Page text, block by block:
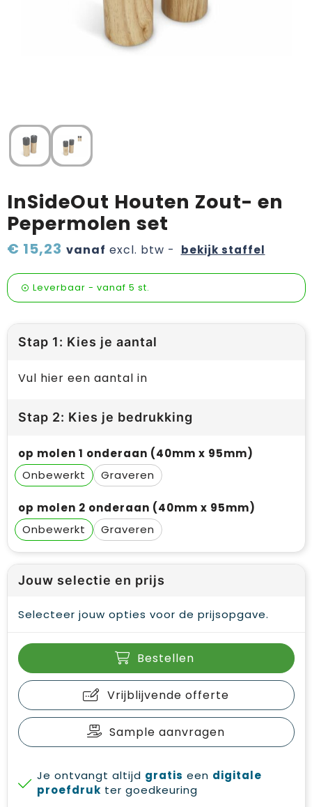
Verzorging & welness
Wijn, bier en proeverij
Zomerpakketten
InSideOut Houten Zout- en
Pepermolen set
€ 15,23 vanaf excl. btw - bekijk staffel
Leverbaar - vanaf 5 st.
Stap 1: Kies je aantal
Vul hier een aantal in
Stap 2: Kies je bedrukking
op molen 1 onderaan (40mm x 95mm)
Onbewerkt
Graveren
op molen 2 onderaan (40mm x 95mm)
Onbewerkt
Graveren
Jouw selectie en prijs
Selecteer jouw opties voor de prijsopgave.
Bestellen
Vrijblijvende offerte
Sample aanvragen
Je ontvangt altijd gratis een digitale
proefdruk ter goedkeuring